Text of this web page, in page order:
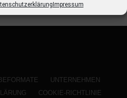
Impressum
UNTERNEHMEN
COOKIE-RICHTLINIE